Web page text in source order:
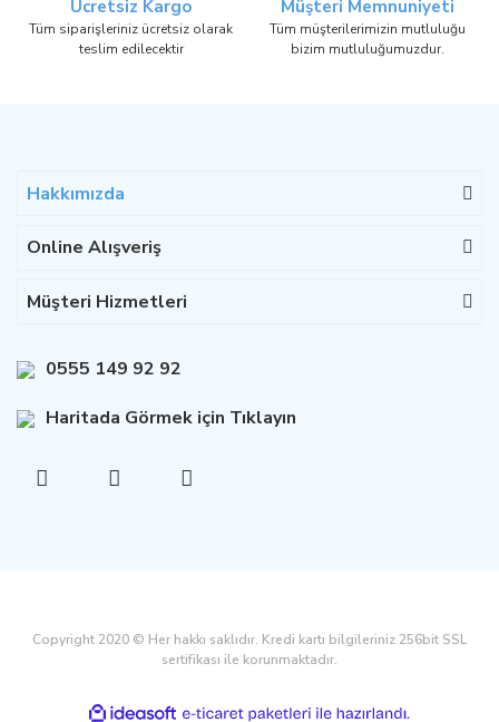
Ücretsiz Kargo
Tüm siparişleriniz ücretsiz olarak
teslim edilecektir
Müşteri Memnuniyeti
Tüm müşterilerimizin mutluluğu
bizim mutluluğumuzdur.
Hakkımızda
Online Alışveriş
Müşteri Hizmetleri
0555 149 92 92
Haritada Görmek için Tıklayın
Copyright 2020 © Her hakkı saklıdır. Kredi kartı bilgileriniz 256bit SSL
sertifikası ile korunmaktadır.
ideasoft e-